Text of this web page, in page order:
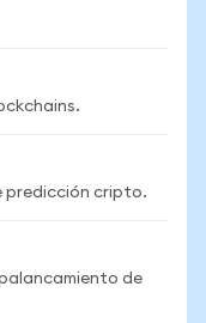
predicción cripto.
de